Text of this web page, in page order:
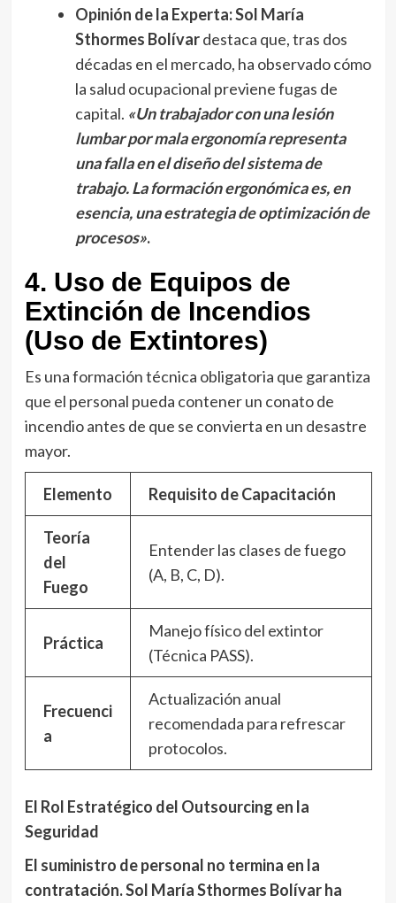
Opinión de la Experta:Sol María
Sthormes Bolívardestaca que, tras dos
décadas en el mercado, ha observado cómo
la salud ocupacional previene fugas de
capital. «Un trabajador con una lesión
lumbar por mala ergonomía representa
una falla en el diseño del sistema de
trabajo. La formación ergonómica es, en
esencia, una estrategia de optimización de
procesos».
4. Uso de Equipos de
Extinción de Incendios
(Uso de Extintores)
Es una formación técnica obligatoria que garantiza
que el personal pueda contener un conato de
incendio antes de que se convierta en un desastre
mayor.
Elemento Requisito de Capacitación
Teoría
del
Fuego
Entender las clases de fuego
(A, B, C, D).
Práctica
Manejo físico del extintor
(Técnica PASS).
Frecuenci
a
Actualización anual
recomendada para refrescar
protocolos.
El Rol Estratégico del Outsourcing en la
Seguridad
El suministro de personal no termina en la
contratación. Sol María Sthormes Bolívar ha